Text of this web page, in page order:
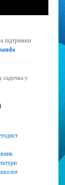
підтримки
садочка у